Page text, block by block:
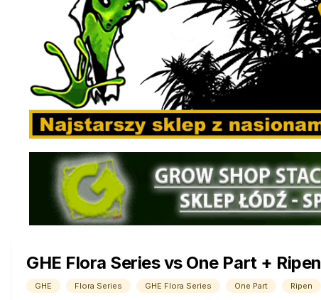
GHE Flora Series vs One Part + Ripen
GHE Flora Series GHE Flora Series One Part Ripen